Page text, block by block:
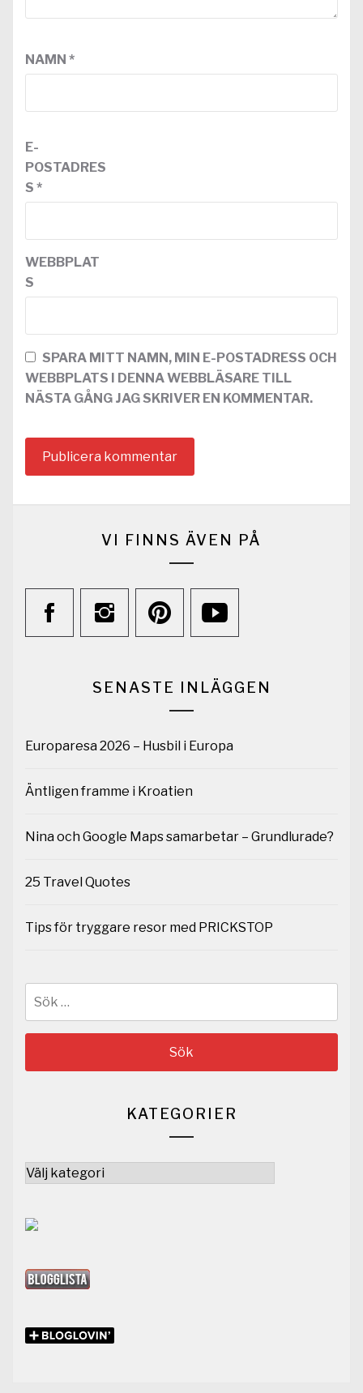
NAMN *
E-
POSTADRES
S *
WEBBPLAT
S
SPARA MITT NAMN, MIN E-POSTADRESS OCH
WEBBPLATS I DENNA WEBBLÄSARE TILL
NÄSTA GÅNG JAG SKRIVER EN KOMMENTAR.
VI FINNS ÄVEN PÅ
SENASTE INLÄGGEN
Europaresa 2026 – Husbil i Europa
Äntligen framme i Kroatien
Nina och Google Maps samarbetar – Grundlurade?
25 Travel Quotes
Tips för tryggare resor med PRICKSTOP
KATEGORIER
Kategorier